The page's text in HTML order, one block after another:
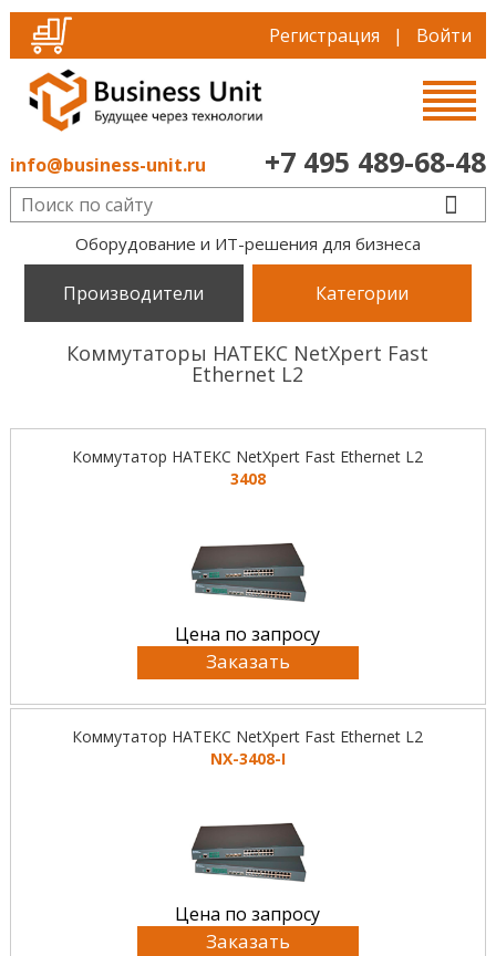
Регистрация | Войти
info@business-unit.ru +7 495 489-68-48
Оборудование и ИТ-решения для бизнеса
Производители Категории
Коммутаторы НАТЕКС NetXpert Fast
Ethernet L2
Коммутатор НАТЕКС NetXpert Fast Ethernet L2
3408
Цена по запросу
Заказать
Коммутатор НАТЕКС NetXpert Fast Ethernet L2
NX-3408-I
Цена по запросу
Заказать